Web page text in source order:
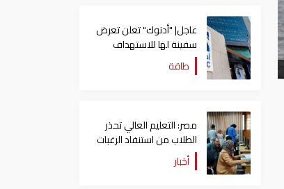
عاجل| "أدنوك" تعلن تعرض
سفينة لها للاستهداف
بصاروخ في مضيق هرمز
طاقة
مصر: التعليم العالي تحذر
الطلاب من استنفاد الرغبات
قبل غلق التسجيل
أخبار